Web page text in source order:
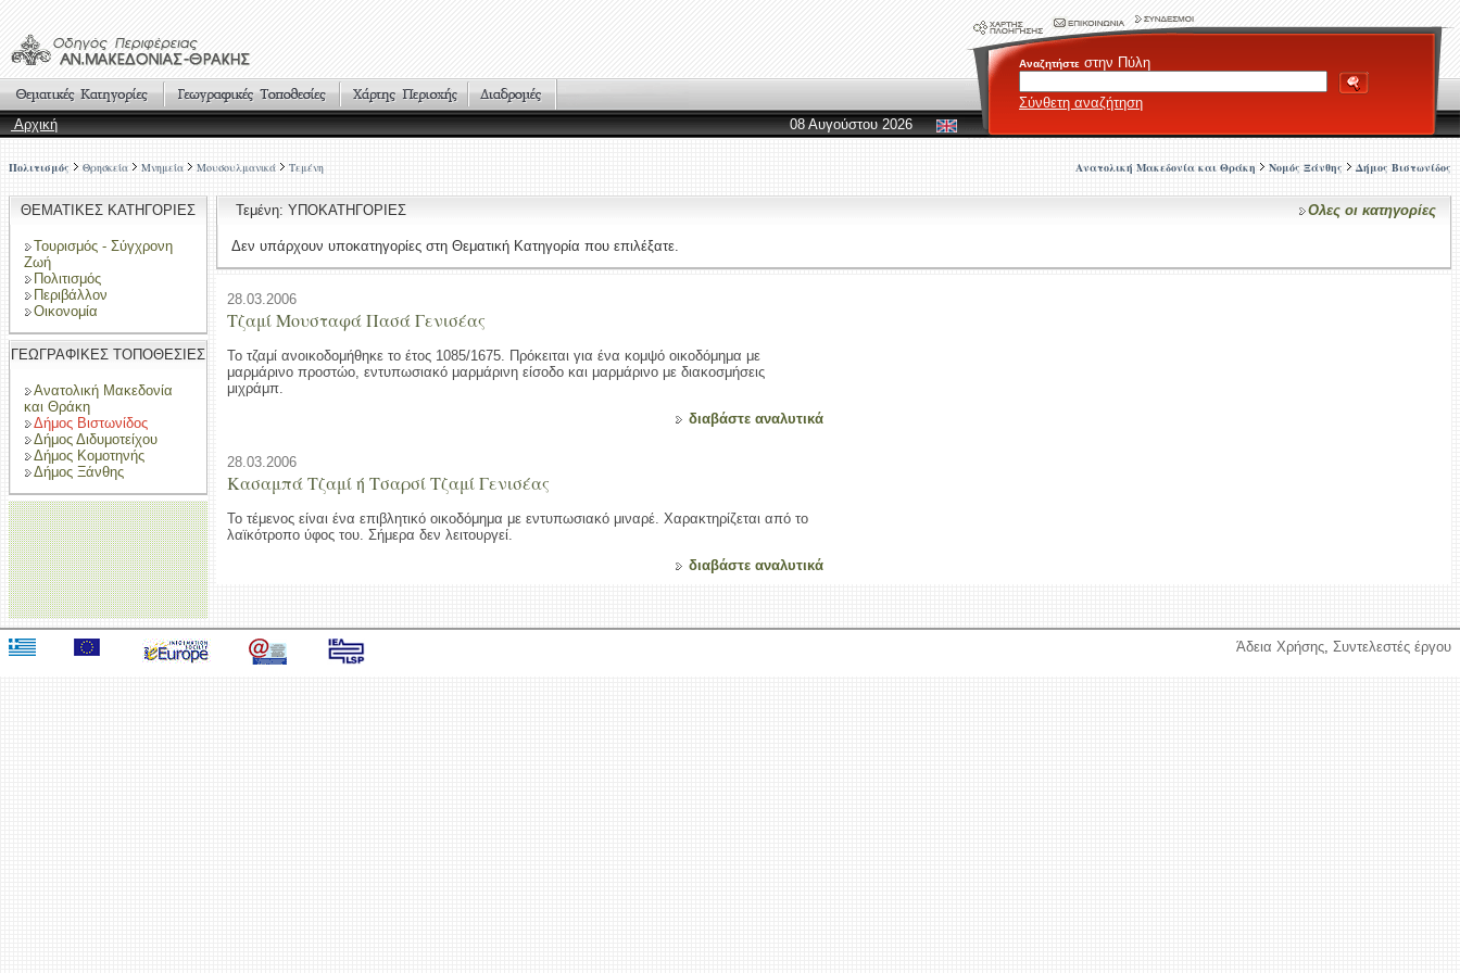
Αναζητήστε στην Πύλη
Σύνθετη αναζήτηση
Αρχική
08 Αυγούστου 2026
Πολιτισμός Θρησκεία Μνημεία Μουσουλμανικά Τεμένη Ανατολική Μακεδονία και Θράκη Νομός Ξάνθης Δήμος Βιστωνίδος
ΘΕΜΑΤΙΚΕΣ ΚΑΤΗΓΟΡΙΕΣ
Τουρισμός - Σύγχρονη
Ζωή
Πολιτισμός
Περιβάλλον
Οικονομία
ΓΕΩΓΡΑΦΙΚΕΣ ΤΟΠΟΘΕΣΙΕΣ
Ανατολική Μακεδονία
και Θράκη
Δήμος Βιστωνίδος
Δήμος Διδυμοτείχου
Δήμος Κομοτηνής
Δήμος Ξάνθης
Τεμένη: ΥΠΟΚΑΤΗΓΟΡΙΕΣ Ολες οι κατηγορίες
Δεν υπάρχουν υποκατηγορίες στη Θεματική Κατηγορία που επιλέξατε.
28.03.2006
Τζαμί Μουσταφά Πασά Γενισέας
Το τζαμί ανοικοδομήθηκε το έτος 1085/1675. Πρόκειται για ένα κομψό οικοδόμημα με
μαρμάρινο προστώο, εντυπωσιακό μαρμάρινη είσοδο και μαρμάρινο με διακοσμήσεις
μιχράμπ.
διαβάστε αναλυτικά
28.03.2006
Κασαμπά Τζαμί ή Τσαρσί Τζαμί Γενισέας
Το τέμενος είναι ένα επιβλητικό οικοδόμημα με εντυπωσιακό μιναρέ. Χαρακτηρίζεται από το
λαϊκότροπο ύφος του. Σήμερα δεν λειτουργεί.
διαβάστε αναλυτικά
Άδεια Χρήσης, Συντελεστές έργου